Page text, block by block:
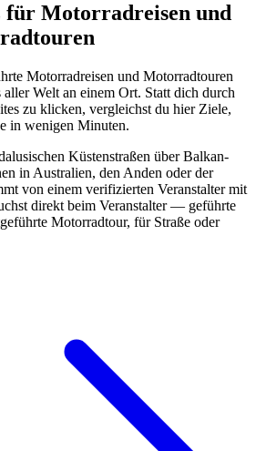
Motorradreisen und
Motorradreisen und Motorradtouren
aller Welt an einem Ort. Statt dich durch
zu klicken, vergleichst du hier Ziele,
in wenigen Minuten.
Küstenstraßen über Balkan-
in Australien, den Anden oder der
von einem verifizierten Veranstalter mit
direkt beim Veranstalter — geführte
Motorradtour, für Straße oder